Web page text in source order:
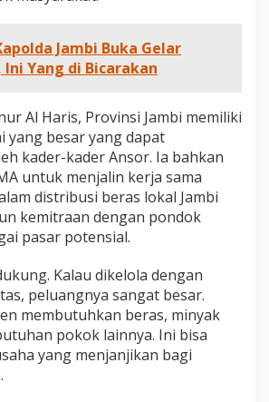
k
k
a
E
o
n
o
m
i
U
m
t
d
i
a
m
Jambi Buka Gelar
Yang di Bicarakan
Al Haris, Provinsi Jambi memiliki
yang besar yang dapat
kader-kader Ansor. Ia bahkan
untuk menjalin kerja sama
distribusi beras lokal Jambi
kemitraan dengan pondok
pasar potensial.
Kalau dikelola dengan
peluangnya sangat besar.
membutuhkan beras, minyak
pokok lainnya. Ini bisa
yang menjanjikan bagi